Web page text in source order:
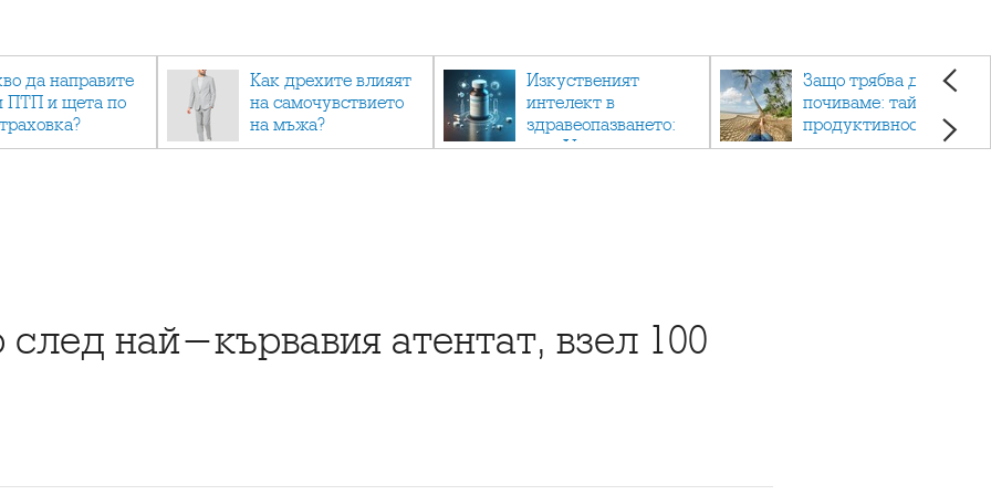
да направите
ПТП и щета по
Как дрехите влияят
на самочувствието
на мъжа?
Изкуственият
интелект в
здравеопазването:
как AI променя
Защо трябва да си
почиваме: тайната на
продуктивността,
здравето и добрия
най-кървавия атентат, взел 100